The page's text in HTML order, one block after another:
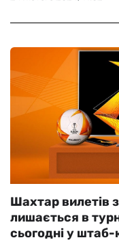
Шахтар вилетів
лишається в
сьогодні у